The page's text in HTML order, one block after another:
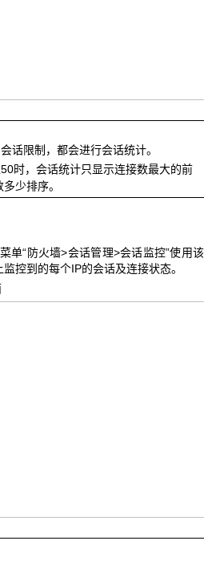
限制，都会进行会话统计。
时，会话统计只显示连接数最大的前
少排序。
单“防火墙>会话管理>会话监控”使用该
控到的每个IP的会话及连接状态。